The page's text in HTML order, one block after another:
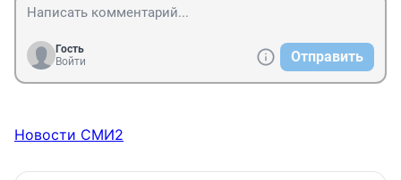
Гость
Войти
Отправить
Новости СМИ2